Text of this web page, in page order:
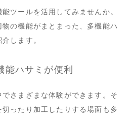
ツールを活用してみませんか。
の機能がまとまった、多機能ハ
します。
能ハサミが便利
さまざまな体験ができます。そ
ったり加工したりする場面も多